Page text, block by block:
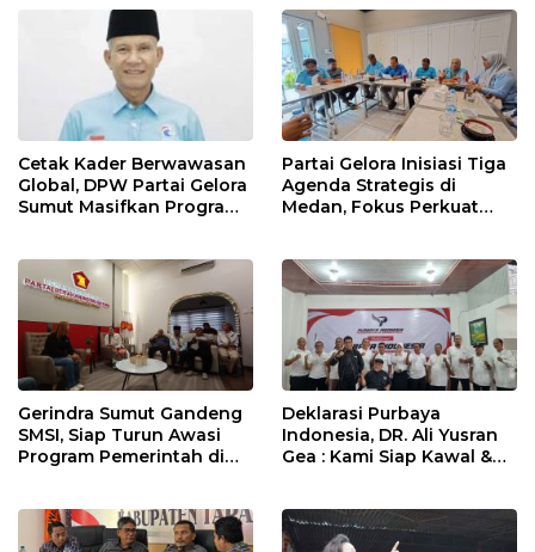
Cetak Kader Berwawasan
Global, DPW Partai Gelora
Sumut Masifkan Program
Partai Gelora Inisiasi Tiga
Agenda Strategis di
Medan, Fokus Perkuat
Gerindra Sumut Gandeng
SMSI, Siap Turun Awasi
Program Pemerintah di
Deklarasi Purbaya
Indonesia, DR. Ali Yusran
Gea : Kami Siap Kawal &
Purbaya